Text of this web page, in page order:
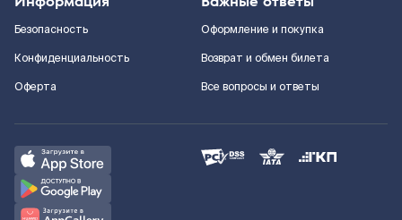
Безопасность
Конфиденциальность
Оферта
Оформление и покупка
Возврат и обмен билета
Все вопросы и ответы